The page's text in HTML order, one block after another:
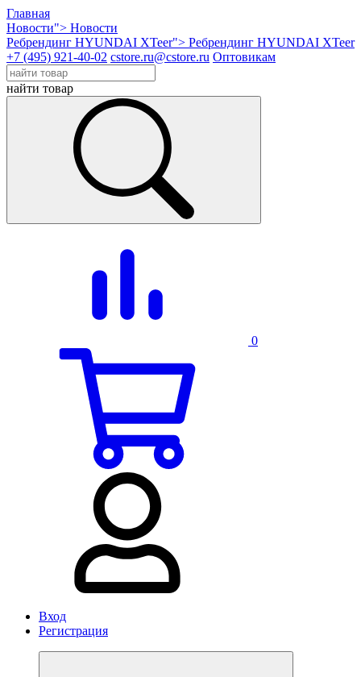
Главная
Новости"> Новости
Ребрендинг HYUNDAI XTeer"> Ребрендинг HYUNDAI XTeer
+7 (495) 921-40-02 cstore.ru@cstore.ru Оптовикам
найти товар
0
Вход
Регистрация